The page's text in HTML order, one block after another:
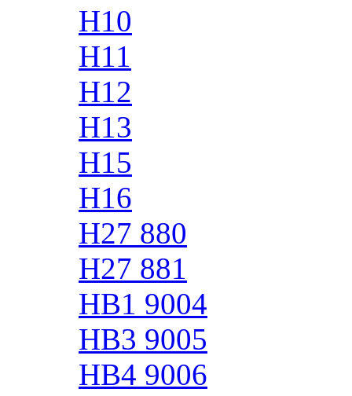
H10
H11
H12
H13
H15
H16
H27 880
H27 881
HB1 9004
HB3 9005
HB4 9006